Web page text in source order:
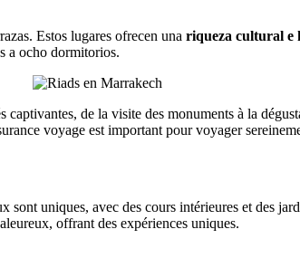
Estos lugares ofrecen una riqueza cultural e
a ocho dormitorios.
de la visite des monuments à la
voyage est important pour voyager
sont uniques, avec des cours intérieures et des
offrant des expériences uniques.